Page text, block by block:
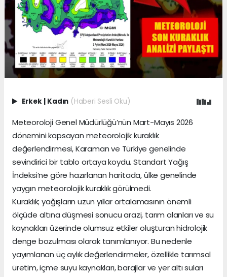
Erkek | Kadın (Haberi Sesli Oku)
Meteoroloji Genel Müdürlüğü’nün Mart-Mayıs 2026
dönemini kapsayan meteorolojik kuraklık
değerlendirmesi, Karaman ve Türkiye genelinde
sevindirici bir tablo ortaya koydu. Standart Yağış
İndeksi’ne göre hazırlanan haritada, ülke genelinde
yaygın meteorolojik kuraklık görülmedi.
Kuraklık; yağışların uzun yıllar ortalamasının önemli
ölçüde altına düşmesi sonucu arazi, tarım alanları ve su
kaynakları üzerinde olumsuz etkiler oluşturan hidrolojik
denge bozulması olarak tanımlanıyor. Bu nedenle
yayımlanan üç aylık değerlendirmeler, özellikle tarımsal
üretim, içme suyu kaynakları, barajlar ve yer altı suları